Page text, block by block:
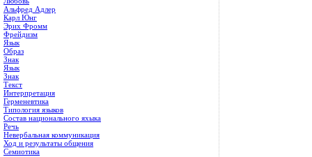
Альфред Адлер
Карл Юнг
Эрих Фромм
Фрейдизм
Язык
Образ
Знак
Язык
Знак
Текст
Интерпретация
Герменевтика
Типология языков
Состав национального яхыка
Речь
Невербальная коммуникация
Ход и результаты общения
Семиотика